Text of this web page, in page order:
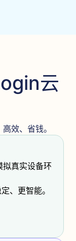
云
效、省钱。
拟真实设备环
、更智能。